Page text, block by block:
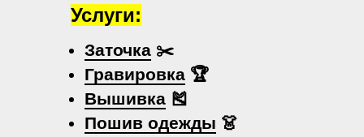
Заточка ✂️
Гравировка 🏆
Вышивка 🎽
Пошив одежды 👗
Услуги: